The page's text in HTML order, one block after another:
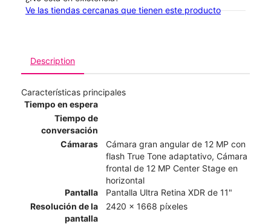
Ve las tiendas cercanas que tienen este producto
Description
Características principales
Tiempo en espera
Tiempo de
conversación
Cámaras
Cámara gran angular de 12 MP con
flash True Tone adaptativo, Cámara
frontal de 12 MP Center Stage en
horizontal
Pantalla
Pantalla Ultra Retina XDR de 11"
Resolución de la
pantalla
2420 x 1668 píxeles